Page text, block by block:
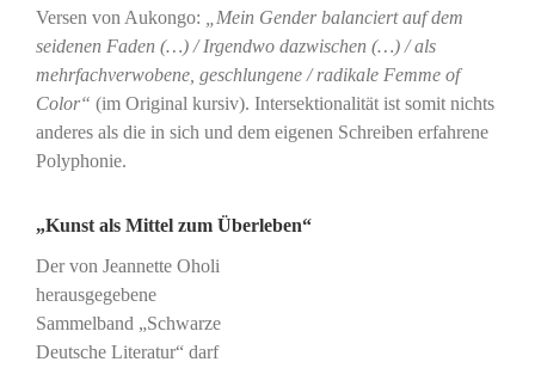
Versen von Aukongo:
„Mein Gender balanciert auf dem
seidenen Faden (…) / Irgendwo dazwischen (…) / als
mehrfachverwobene, geschlungene / radikale Femme of
Color“ (im Original kursiv). Intersektionalität ist somit nichts
anderes als die in sich und dem eigenen Schreiben erfahrene
Polyphonie.
„Kunst als Mittel zum Überleben“
Der von Jeannette Oholi
herausgegebene
Sammelband „Schwarze
Deutsche Literatur“ darf